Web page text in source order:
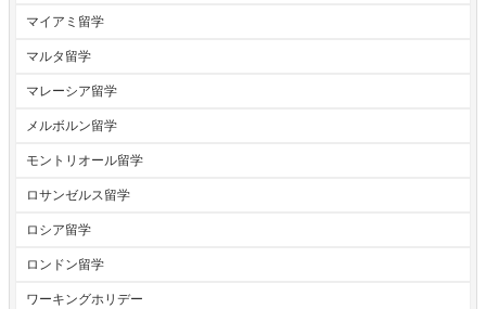
マイアミ留学
マルタ留学
マレーシア留学
メルボルン留学
モントリオール留学
ロサンゼルス留学
ロシア留学
ロンドン留学
ワーキングホリデー